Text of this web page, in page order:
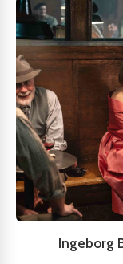
Ingeborg